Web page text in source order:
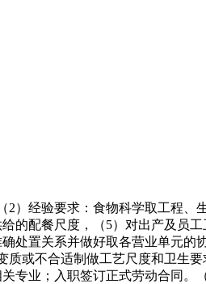
经验要求：食物科学取工程、
的配餐尺度，（5）对出产及员
处置关系并做好取各营业单元的
或不合适制做工艺尺度和卫生
专业；入职签订正式劳动合同。